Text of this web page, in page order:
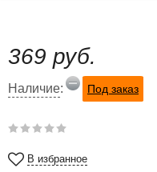
369 руб.
Наличие: Под заказ
В избранное